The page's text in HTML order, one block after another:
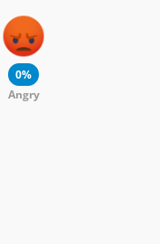
0%
Angry